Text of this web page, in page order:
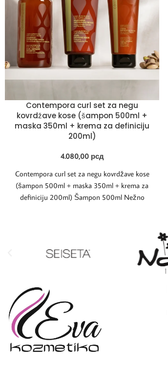
Contempora curl set za negu
kovrdžave kose (šampon 500ml +
maska 350ml + krema za definiciju
200ml)
4.080,00 рсд
Contempora curl set za negu kovrdžave kose
(šampon 500ml + maska 350ml + krema za
definiciju 200ml) Šampon 500ml Nežno